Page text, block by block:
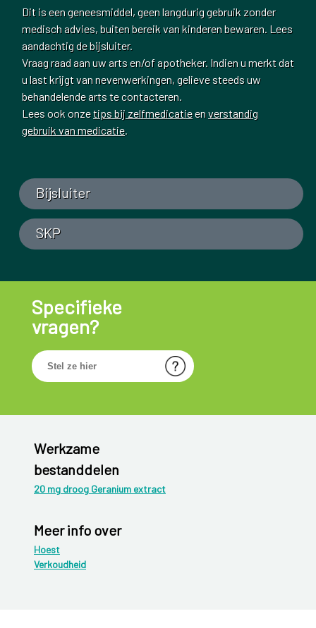
Dit is een geneesmiddel, geen langdurig gebruik zonder
medisch advies, buiten bereik van kinderen bewaren. Lees
aandachtig de bijsluiter.
Vraag raad aan uw arts en/of apotheker. Indien u merkt dat
u last krijgt van nevenwerkingen, gelieve steeds uw
behandelende arts te contacteren.
Lees ook onzetips bij zelfmedicatieenverstandig
gebruik van medicatie.
Bijsluiter
SKP
Specifieke
vragen?
Werkzame
bestanddelen
20 mg droog Geranium extract
Meer info over
Hoest
Verkoudheid